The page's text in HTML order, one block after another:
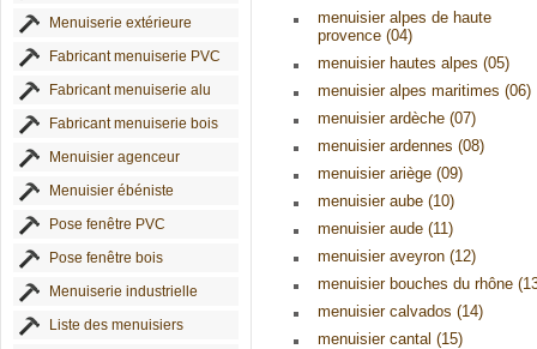
Menuiserie extérieure
Fabricant menuiserie PVC
Fabricant menuiserie alu
Fabricant menuiserie bois
Menuisier agenceur
Menuisier ébéniste
Pose fenêtre PVC
Pose fenêtre bois
Menuiserie industrielle
Liste des menuisiers
menuisier alpes de haute
provence (04)
menuisier hautes alpes (05)
menuisier alpes maritimes (06)
menuisier ardèche (07)
menuisier ardennes (08)
menuisier ariège (09)
menuisier aube (10)
menuisier aude (11)
menuisier aveyron (12)
menuisier bouches du rhône
menuisier calvados (14)
menuisier cantal (15)